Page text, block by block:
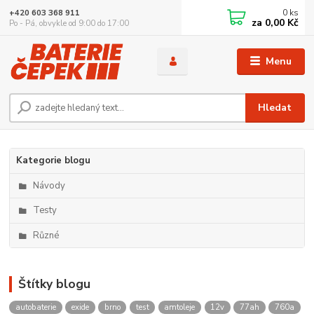
Menu
Hledat
+420 603 368 911
Po - Pá, obvykle od 9:00 do 17:00
0 ks
za 0,00 Kč
Kategorie blogu
Návody
Testy
Různé
Štítky blogu
autobaterie exide brno test amtoleje 12v 77ah
760a